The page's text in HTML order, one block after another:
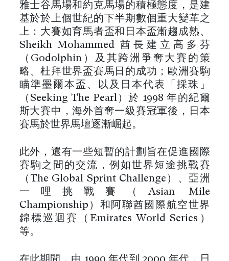
雅士谷馬場和約克馬場的積極態度，是建
基於於上個世紀的下半期數個重大變革之
上：大賽如育馬者盃和日本盃漸趨成熟、
Sheikh Mohammed 酋長建立高多芬
（Godolphin）及其跨洲爭奪大賽的策
略、杜拜世界盃賽馬日的成功；歐洲賽駒
瞄準墨爾本盃、以及日本代表「採珠」
（Seeking The Pearl）於 1998 年的紀爾
斯大賽中，海外首奪一級賽冠軍後，日本
賽馬於世界馬壇逐漸崛起。
此外，還有一些短暫的計劃旨在促進國際
賽駒之間的交流，例如世界短途挑戰賽
（The Global Sprint Challenge）、亞洲
一哩挑戰賽（Asian Mile
Championship）和阿聯酋國際航空世界
錦標巡迴賽（Emirates World Series）
等。